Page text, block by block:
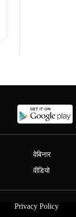
वेबिनार
वीडियो
Privacy Policy